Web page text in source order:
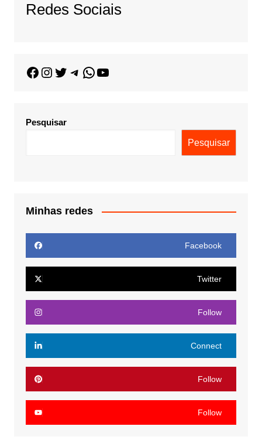
Redes Sociais
Pesquisar
Pesquisar
Minhas redes
Facebook
Twitter
Follow
Connect
Follow
Follow